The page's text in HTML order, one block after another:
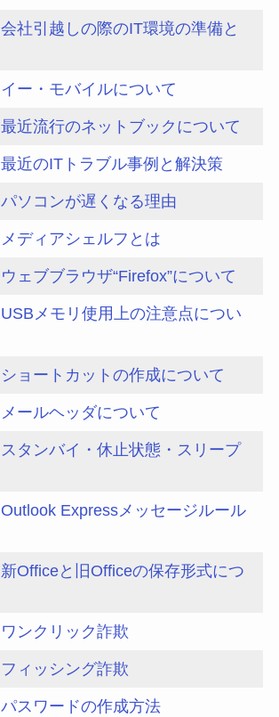
会社引越しの際のIT環境の準備と
イー・モバイルについて
最近流行のネットブックについて
最近のITトラブル事例と解決策
パソコンが遅くなる理由
メディアシェルフとは
ウェブブラウザ“Firefox”について
USBメモリ使用上の注意点につい
ショートカットの作成について
メールヘッダについて
スタンバイ・休止状態・スリープ
Outlook Expressメッセージルール
新Officeと旧Officeの保存形式につ
ワンクリック詐欺
フィッシング詐欺
パスワードの作成方法